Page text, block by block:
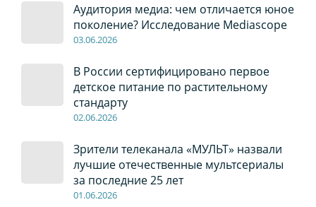
Аудитория медиа: чем отличается юное
поколение? Исследование Mediascope
03.06.2026
В России сертифицировано первое
детское питание по растительному
стандарту
02.06.2026
Зрители телеканала «МУЛЬТ» назвали
лучшие отечественные мультсериалы
за последние 25 лет
01.06.2026